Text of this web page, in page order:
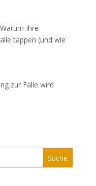
Ihre
tappen (und wie
zur Falle wird
Suche